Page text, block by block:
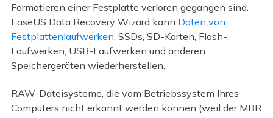
Formatieren einer Festplatte verloren gegangen sind.
EaseUS Data Recovery Wizard kann Daten von
Festplattenlaufwerken , SSDs, SD-Karten, Flash-
Laufwerken, USB-Laufwerken und anderen
Speichergeräten wiederherstellen.
RAW-Dateisysteme, die vom Betriebssystem Ihres
Computers nicht erkannt werden können (weil der MBR